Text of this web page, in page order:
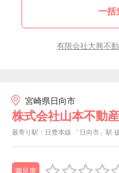
一括
有限会社大興不
宮崎県日向市
株式会社山本不動
最寄り駅：日豊本線 「日向市」駅
満足度